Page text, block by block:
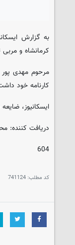
به گزارش
کرمانشاه و
مرحوم مهدی
کارنامه خود
ایسکانیوز،
دریافت کننده:
604
کد مطلب: 741124